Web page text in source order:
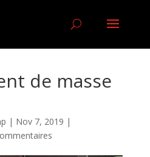
de masse
| Nov 7, 2019 |